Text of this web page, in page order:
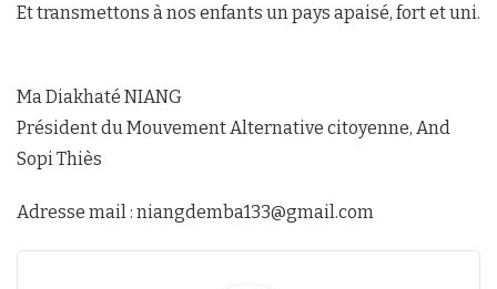
Et transmettons à nos enfants un pays apaisé, fort et uni.
Ma Diakhaté NIANG
Président du Mouvement Alternative citoyenne, And
Sopi Thiès
Adresse mail : niangdemba133@gmail.com